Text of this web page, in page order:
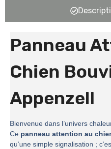
Panneau
Chien
Appenzell
Bienvenue dans l’univers
Ce panneau attention au
qu’une simple signalisation ;